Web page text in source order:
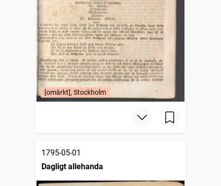
[omärkt], Stockholm
1795-05-01
Dagligt allehanda